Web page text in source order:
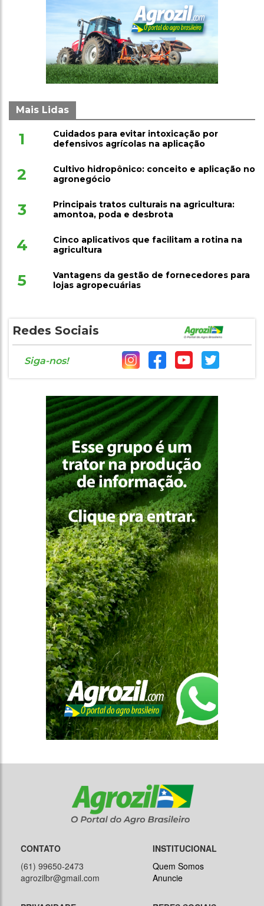
Mais Lidas
Cuidados para evitar intoxicação por
Cultivo hidropônico: conceito e aplicação no
Principais tratos culturais na agricultura:
Cinco aplicativos que facilitam a rotina na
Vantagens da gestão de fornecedores para
Redes Sociais
CONTATO
(61) 99650-2473
INSTITUCIONAL
Quem Somos